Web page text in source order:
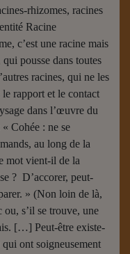
rhizomes, racines
Racine
c’est une racine mais
qui pousse dans toutes
racines, qui ne les
le rapport et le contact
dans l’œuvre du
Cohée : ne se
au long de la
mot vient-il de la
? D’accorer, peut-
» (Non loin de là,
s’il se trouve, une
[…] Peut-être existe-
ont soigneusement